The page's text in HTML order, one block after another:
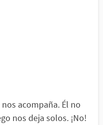
acompaña. Él no
nos deja solos. ¡No!